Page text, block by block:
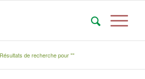
Résultats de recherche pour ""